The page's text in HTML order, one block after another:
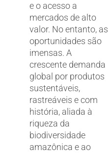
e o acesso a
mercados de alto
valor. No entanto, as
oportunidades são
imensas. A
crescente demanda
global por produtos
sustentáveis,
rastreáveis e com
história, aliada à
riqueza da
biodiversidade
amazônica e ao